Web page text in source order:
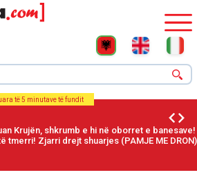
të 5 minutave të fundit
Krujën, shkrumb e hi në oborret e banesave!
tmerri! Zjarri drejt shuarjes (PAMJE ME DRON)